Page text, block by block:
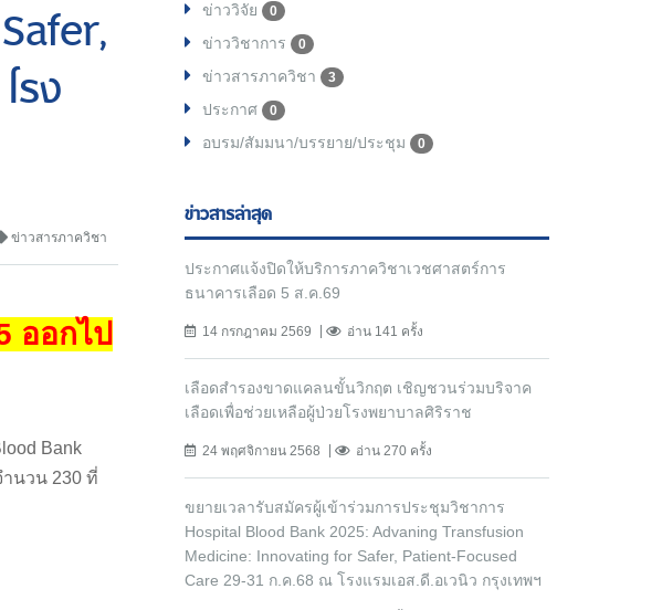
รง
ข่าวสารภาควิชา
ออกไป
Bank
ำนวน 230 ที่
ข่าววิจัย 0
ข่าววิชาการ 0
ข่าวสารภาควิชา 3
ประกาศ 0
อบรม/สัมมนา/บรรยาย/ประชุม 0
ข่าวสารล่าสุด
ประกาศแจ้งปิดให้บริการภาควิชาเวชศาสตร์การ
ธนาคารเลือด 5 ส.ค.69
14 กรกฎาคม 2569 อ่าน 141 ครั้ง
เลือดสำรองขาดแคลนขั้นวิกฤต เชิญชวนร่วมบริจาค
เลือดเพื่อช่วยเหลือผู้ป่วยโรงพยาบาลศิริราช
24 พฤศจิกายน 2568 อ่าน 270 ครั้ง
ขยายเวลารับสมัครผู้เข้าร่วมการประชุมวิชาการ
Hospital Blood Bank 2025: Advaning Transfusion
Medicine: Innovating for Safer, Patient-Focused
Care 29-31 ก.ค.68 ณ โรงแรมเอส.ดี.อเวนิว กรุงเทพฯ